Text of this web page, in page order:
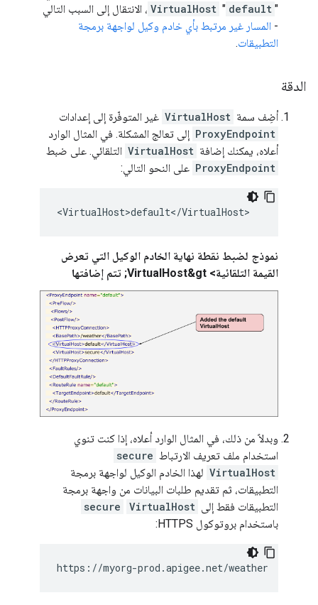
"
default
"
VirtualHost ، الانتقال إلى السبب التالي
- المسار غير مرتبط بأي خادم وكيل لواجهة برمجة
التطبيقات.
الدقة
أضِف سمة VirtualHost غير المتوفّرة إلى إعدادات
ProxyEndpoint إلى تعالج المشكلة. في المثال الوارد
أعلاه، يمكنك إضافة VirtualHost التلقائي. على ضبط
ProxyEndpoint على النحو التالي:
<VirtualHost>default</VirtualHost>
نموذج لضبط نقطة نهاية الخادم الوكيل التي تعرض
القيمة التلقائية> VirtualHost&gt; تتم إضافتها
وبدلاً من ذلك، في المثال الوارد أعلاه، إذا كنت تنوي
استخدام ملف تعريف الارتباط secure
VirtualHost لهذا الخادم الوكيل لواجهة برمجة
التطبيقات، ثم تقديم طلبات البيانات من واجهة برمجة
التطبيقات فقط إلى VirtualHost
secure
باستخدام بروتوكول HTTPS:
https://myorg-prod.apigee.net/weather